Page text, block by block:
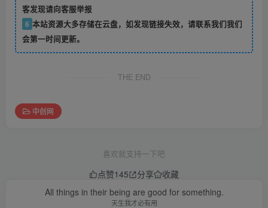
客发现请向客服举报
6 本站资源大多存储在云盘，如发现链接失效，请联系我们我们
会第一时间更新。
THE END
中创网
喜欢就支持一下吧
点赞145 分享
收藏
All things in their being are good for something.
天生我才必有用